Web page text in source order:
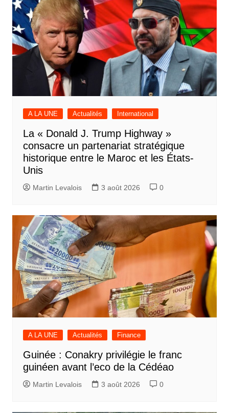
A LA UNE Actualités International
La « Donald J. Trump Highway »
consacre un partenariat stratégique
historique entre le Maroc et les États-
Unis
Martin Levalois 3 août 2026 0
A LA UNE Actualités Finance
Guinée : Conakry privilégie le franc
guinéen avant l’eco de la Cédéao
Martin Levalois 3 août 2026 0